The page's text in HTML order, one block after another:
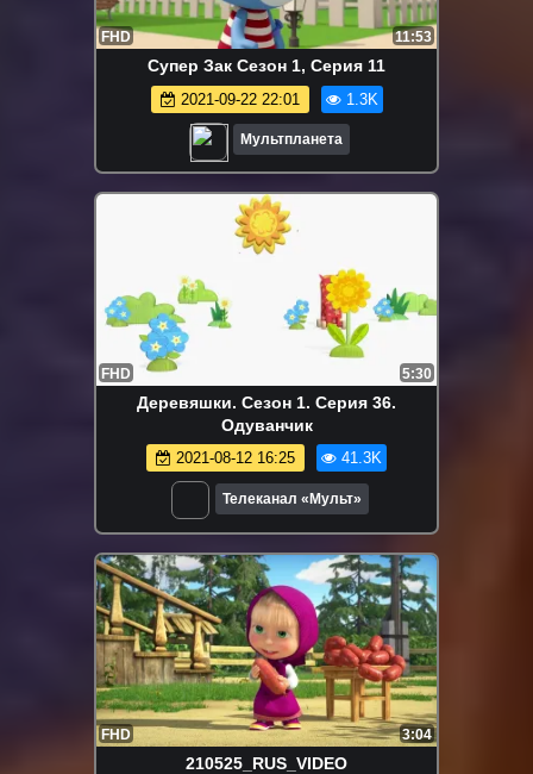
FHD 11:53
Супер Зак Сезон 1, Серия 11
2021-09-22 22:01 1.3K
Мультпланета
FHD 5:30
Деревяшки. Сезон 1. Серия 36.
Одуванчик
2021-08-12 16:25 41.3K
Телеканал «Мульт»
FHD 3:04
210525_RUS_VIDEO